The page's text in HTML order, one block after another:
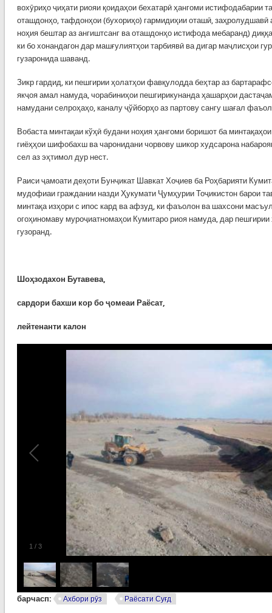
вохӯриҳо ҷиҳати риояи қоидаҳои бехатарӣ ҳангоми истифодабарии
оташдонҳо, тафдонҳои (бухориҳо) гармидиҳии оташӣ, заҳролудшавӣ
ноҳия бештар аз ангиштсанг ва оташдонҳо истифода мебаранд)
ки бо хонандагон дар машғулиятҳои тарбиявӣ ва дигар маҷлисҳои
гузаронида шаванд.
Зикр гардид, ки пешгирии ҳолатҳои фавқулодда беҳтар аз
якҷоя амал намуда, чорабиниҳои пешгирикунанда ҳашарҳои
намудани селроҳаҳо, каналу ҷўйборҳо аз партову сангу шағал
Вобаста минтақаи кўҳӣ будани ноҳия ҳангоми боришот ба
гиёҳҳои шифобахш ва чаронидани чорвову шикор худсарона
сел аз эҳтимол дур нест.
Раиси ҷамоати деҳоти Бунҷикат Шавкат Хоҷиев ба Роҳбарияти
мудофиаи граждании назди Ҳукумати Ҷумҳурии Тоҷикистон барои
минтақа изҳори с ипос кард ва афзуд, ки фаъолон ва шахсони
огоҳиномаву муроҷиатномаҳои Кумитаро риоя намуда, дар
гузоранд.
Шоҳзодахон Бутавева,
сардори бахши кор бо ҷомеаи Раёсат,
лейтенанти калон
1 / 3
барчасп: Ахбори рӯз Раёсати Суғд